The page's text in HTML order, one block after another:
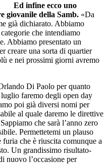
Ed infine ecco uno
giovanile della Samb. «Da
già dichiarato. Abbiamo
che intendiamo
Abbiamo presentato un
creare una sorta di quartier
e nei prossimi giorni avremo
Di Paolo per quanto
faremo degli open day
poi già diversi nomi per
al quale daremo le direttive
che sarà l’anno zero
Permettetemi un plauso
che è riuscita comunque a
Un grandissimo risultato-
nuovo l’occasione per